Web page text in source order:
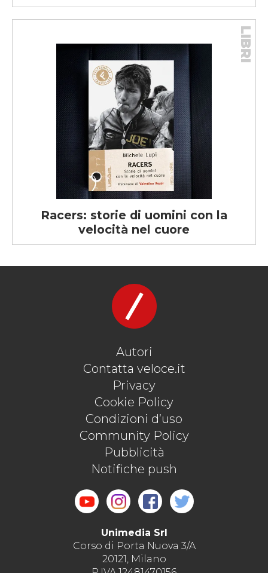
Racers: storie di uomini con la
velocità nel cuore
LIBRI
Autori
Contatta veloce.it
Privacy
Cookie Policy
Condizioni d’uso
Community Policy
Pubblicità
Notifiche push
Unimedia Srl
Corso di Porta Nuova 3/A
20121, Milano